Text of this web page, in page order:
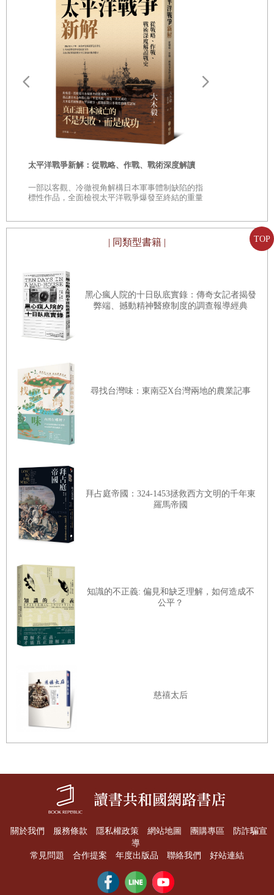
TOP
當某位村長在廟會裡忙得汗流浹背，虔誠禱告時，人類學家暗暗揣想
他是誰的樁腳，他如何分配宗教虔誠和政治利益在內心的分量？當全
球知名的環保人士到世界各地宣揚環境正義理念時，人類學家開始注
意他的「聽眾」屬性，暗暗猜測在這樣的場合真正交流的是什麼？
這樣讀者了解人類學是什麼了吧？（還是在心中OS：香蕉你個芭
因為職業病作祟，逛書店時我總忍不住會巡視書架上是否有標示「人
格貼上這三個字，就會有「這書店真不錯」的驚喜。然而每每細看，
哪些書被擺放到「人類學」分類下，就開始失望，裡面往往夾雜了許
正確性要大打折扣的那些）。近年在封面印上「人類學」三個字（無
論是標題或是文宣）的書出現頻率增高了，我總是興致勃勃地翻閱，
……（有趣的是，它們之後也不會被擺放到「人類學」那一格，反
而回歸更切題的財經、旅遊、飲食書區。）
「人類學」似乎是個冷門學科，卻又是新興的熱門關鍵字，許多跨界
定未來的十種人》（
為的人類學家」居然還名列榜首！如果有讀者對人類學感到好奇，除
了枯燥的教科書，和這些零星的再詮釋，有沒有能夠更貼近它的作
品？有沒有一本由專業人類學者書寫、平易近人、以實際研究經驗和
台灣熟悉的現象為例，深入淺出地說明人類學概念的書？
類學的面貌，並以人類學家的視角觀看世界，將理所當然視為問號的
起點，從剩菜、夜店、聖誕節，到饒舌、卡拉OK與call-in 節目，揭露
日常與平凡背後的非常與不凡。書中也透過人類學理論，分析死刑爭
議、災難管理、自由貿易、土地正義等台灣社會面臨的難題。
人類學的特色在於藉由田野工作，探索文化的內在邏輯與在地觀點，
兼顧細膩的日常與鉅觀的結構之間的連結，透過現象的脈絡化、多重
視角的對話、以及跨域的比較，更全貌地理解地方與世界。聽起來很
嚴肅？但世界趴趴走的人類學，其實充滿了驚奇意外與稀奇古怪，和
文，把人類學的洞見傳達給讀者？
「芭樂人類學」於焉誕生。二 九年暑假的尾聲，在一次聚會中，幾
個志同道合的朋友有感於人類學在社會上能見度太低，提議開啟一個
名字呢？在一番腦力激盪之後，某個已經不可考的人隨口講了「芭
樂」，立即獲得無異議通過。為什麼這種水果能擄獲大家的心？
有人說芭樂（又名番石榴）是「番」又「不番」的水果，平價又耐
吃。芭樂源自中南美，卻隨人群流動傳到世界各地，甚至出現在地化
品種，既外來又本土。芭樂是常民的、大眾的、多品種的，恰好符合
我們試圖展現的人類學特質。「芭樂」一詞讓人聯想到「芭樂票」或
「芭樂歌」，不太正經、有點俗爛、隱含澀趣味。總之芭樂有神祕的
太平洋戰爭新解：從戰略、作戰、戰術深度解讀
一部以客觀、冷徹視角解構日本軍事體制缺陷的指
標性作品，全面檢視太平洋戰爭爆發至終結的重量
| 同類型書籍 |
黑心瘋人院的十日臥底實錄：傳奇女記者揭發
弊端、撼動精神醫療制度的調查報導經典
尋找台灣味：東南亞X台灣兩地的農業記事
拜占庭帝國：324-1453拯救西方文明的千年東
羅馬帝國
知識的不正義: 偏見和缺乏理解，如何造成不
公平？
慈禧太后
關於我們 服務條款 隱私權政策 網站地圖 團購專區
防詐騙宣
導
常見問題
合作提案 年度出版品 聯絡我們 好站連結